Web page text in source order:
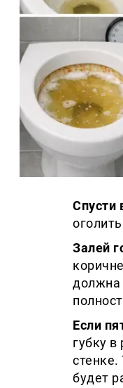
Спусти
Залей
должна
Если
губку
стенке.
будет